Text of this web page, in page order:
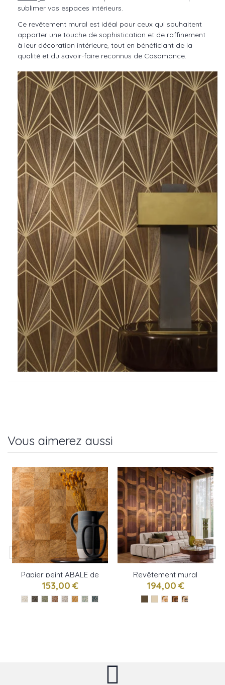
sublimer vos espaces intérieurs.​
Ce revêtement mural est idéal pour ceux qui souhaitent
apporter une touche de sophistication et de raffinement
à leur décoration intérieure, tout en bénéficiant de la
qualité et du savoir-faire reconnus de Casamance.
Vous aimerez aussi
Papier peint ABALE de
Casamance
153,00 €
Revêtement mural
TRAVERSEE de
Casamance
194,00 €